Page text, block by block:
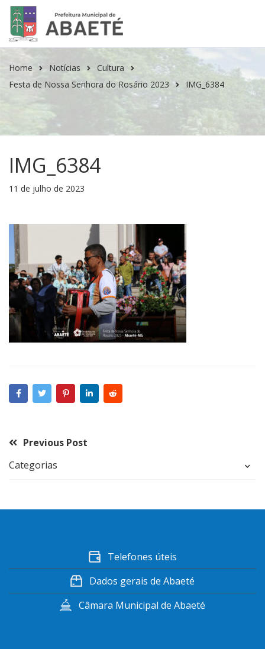
Home Notícias
Cultura
Festa de Nossa Senhora do Rosário 2023
IMG_6384
IMG_6384
11 de julho de 2023
Previous Post
Categorias
Telefones úteis
Dados gerais de Abaeté
Câmara Municipal de Abaeté